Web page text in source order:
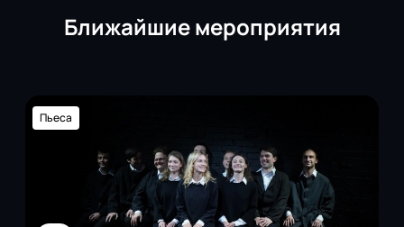
Ближайшие мероприятия
Пьеса